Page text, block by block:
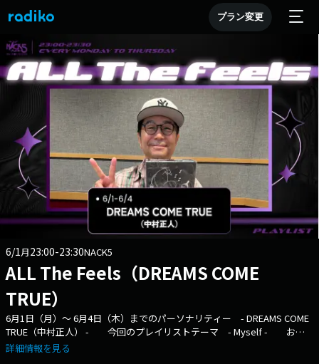
プラン変更
6/1月23:00-23:30NACK5
ALL The Feels（DREAMS COME
TRUE）
6月1日（月）～ 6月4日（木）までのパーソナリティー - DREAMS COME
TRUE（中村正人） - 今回のプレイリストテーマ - Myself - お楽
しみに！?? - 番組説明 - 週替りのセレクターが導く、心揺さぶる音楽
詳細情報を見る